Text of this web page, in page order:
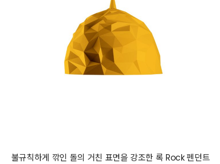
불규칙하게 깎인 돌의 거친 표면을 강조한 록 Rock 펜던트